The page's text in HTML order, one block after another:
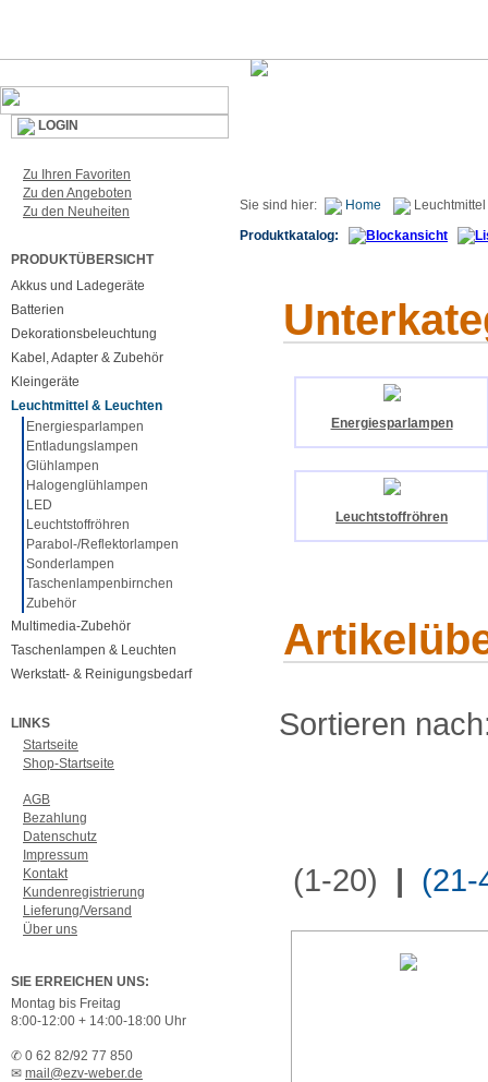
LOGIN
Zu Ihren Favoriten
Zu den Angeboten
Zu den Neuheiten
PRODUKTÜBERSICHT
Akkus und Ladegeräte
Batterien
Dekorationsbeleuchtung
Kabel, Adapter & Zubehör
Kleingeräte
Leuchtmittel & Leuchten
Energiesparlampen
Entladungslampen
Glühlampen
Halogenglühlampen
LED
Leuchtstoffröhren
Parabol-/Reflektorlampen
Sonderlampen
Taschenlampenbirnchen
Zubehör
Multimedia-Zubehör
Taschenlampen & Leuchten
Werkstatt- & Reinigungsbedarf
LINKS
Startseite
Shop-Startseite
AGB
Bezahlung
Datenschutz
Impressum
Kontakt
Kundenregistrierung
Lieferung/Versand
Über uns
SIE ERREICHEN UNS:
Montag bis Freitag
8:00-12:00 + 14:00-18:00 Uhr
✆ 0 62 82/92 77 850
✉ mail@ezv-weber.de
Sie sind hier: Home
Produktkatalog:
Energiesparlampen
Leuchtstoffröhren
Sortieren
(1-20) | (21-